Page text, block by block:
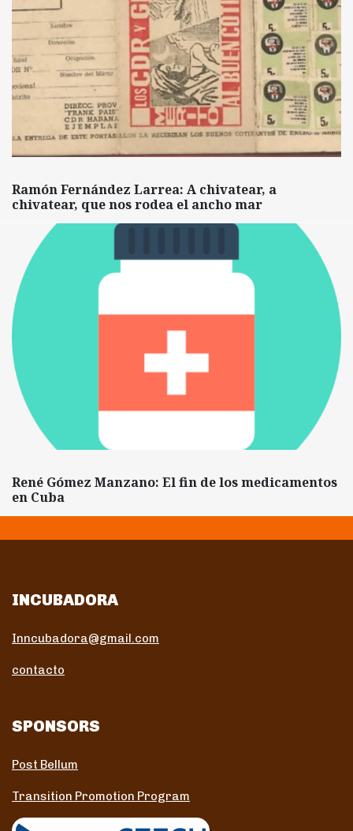
Ramón Fernández Larrea: A chivatear, a
chivatear, que nos rodea el ancho mar
René Gómez Manzano: El fin de los medicamentos
en Cuba
INCUBADORA
Inncubadora@gmail.com
contacto
SPONSORS
Post Bellum
Transition Promotion Program